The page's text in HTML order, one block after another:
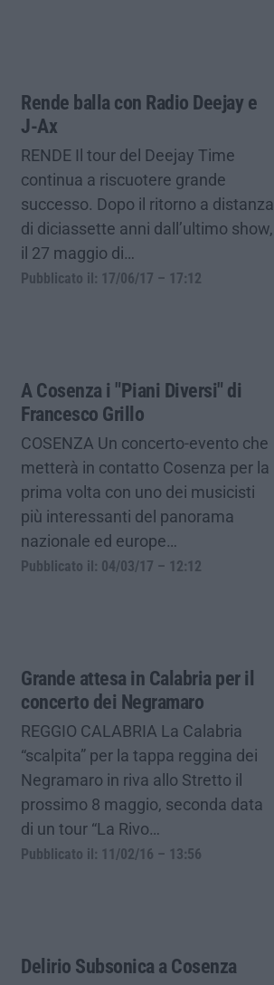
Rende balla con Radio Deejay e
J-Ax
RENDE Il tour del Deejay Time
continua a riscuotere grande
successo. Dopo il ritorno a distanza
di diciassette anni dall’ultimo show,
il 27 maggio di…
Pubblicato il: 17/06/17 – 17:12
A Cosenza i "Piani Diversi" di
Francesco Grillo
COSENZA Un concerto-evento che
metterà in contatto Cosenza per la
prima volta con uno dei musicisti
più interessanti del panorama
nazionale ed europe…
Pubblicato il: 04/03/17 – 12:12
Grande attesa in Calabria per il
concerto dei Negramaro
REGGIO CALABRIA La Calabria
“scalpita” per la tappa reggina dei
Negramaro in riva allo Stretto il
prossimo 8 maggio, seconda data
di un tour “La Rivo…
Pubblicato il: 11/02/16 – 13:56
Delirio Subsonica a Cosenza